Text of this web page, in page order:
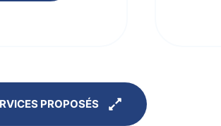
PROPOSÉS